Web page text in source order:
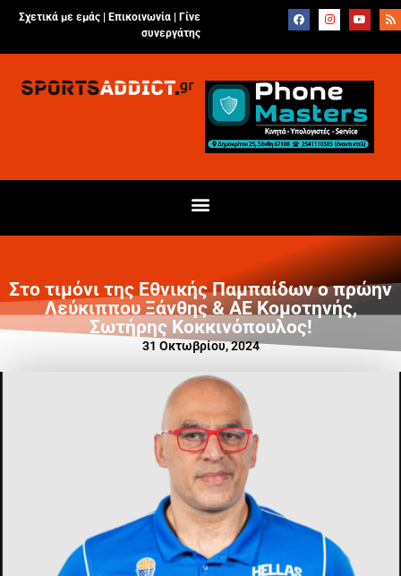
Σχετικά με εμάς | Επικοινωνία
Γίνε
συνεργάτης
Στο τιμόνι της Εθνικής Παμπαίδων ο πρώην
Λεύκιππου Ξάνθης & ΑΕ Κομοτηνής,
Σωτήρης Κοκκινόπουλος!
31 Οκτωβρίου, 2024